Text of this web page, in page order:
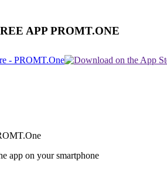
APP PROMT.ONE
app on your smartphone